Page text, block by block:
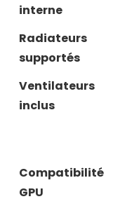
interne
Radiateurs
supportés
Ventilateurs
inclus
Compatibilité
GPU